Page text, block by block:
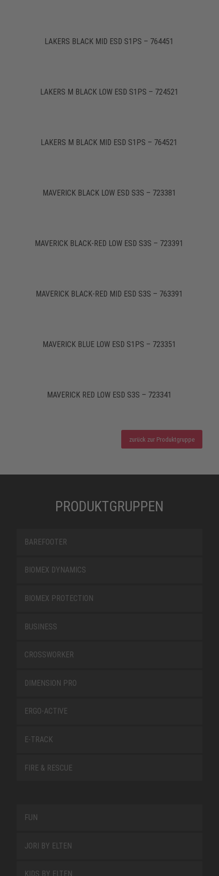
LAKERS BLACK MID ESD S1PS – 764451
LAKERS M BLACK LOW ESD S1PS – 724521
LAKERS M BLACK MID ESD S1PS – 764521
MAVERICK BLACK LOW ESD S3S – 723381
MAVERICK BLACK-RED LOW ESD S3S – 723391
MAVERICK BLACK-RED MID ESD S3S – 763391
MAVERICK BLUE LOW ESD S1PS – 723351
MAVERICK RED LOW ESD S3S – 723341
zurück zur Produktgruppe
PRODUKTGRUPPEN
BAREFOOTER
BIOMEX DYNAMICS
BIOMEX PROTECTION
BUSINESS
CROSSWORKER
DIMENSION PRO
ERGO-ACTIVE
E-TRACK
FIRE & RESCUE
FUN
JORI BY ELTEN
KIDS BY ELTEN